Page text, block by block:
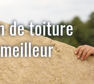
de toiture